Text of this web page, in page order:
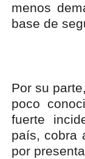
menos
base de
Por su parte,
poco
fuerte
país, cobra
por